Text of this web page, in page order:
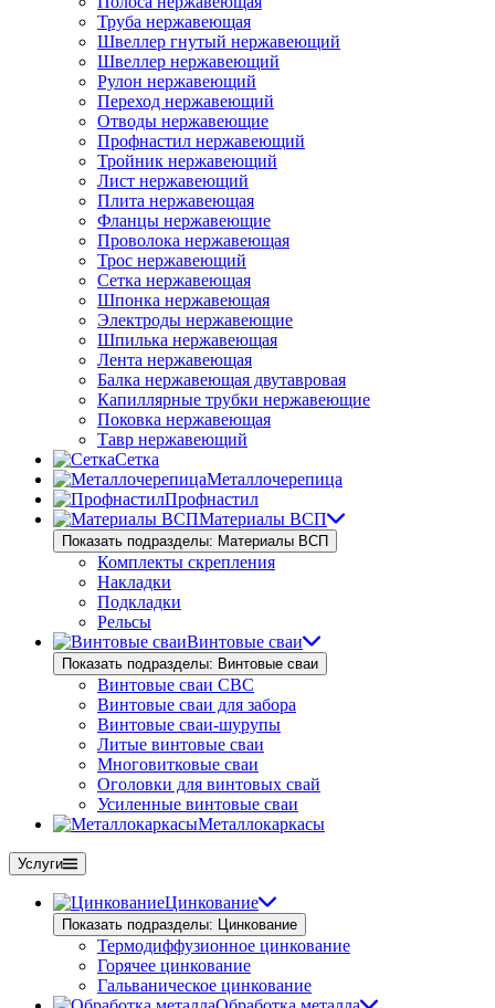
Труба нержавеющая
Швеллер гнутый нержавеющий
Швеллер нержавеющий
Рулон нержавеющий
Переход нержавеющий
Отводы нержавеющие
Профнастил нержавеющий
Тройник нержавеющий
Лист нержавеющий
Плита нержавеющая
Фланцы нержавеющие
Проволока нержавеющая
Трос нержавеющий
Сетка нержавеющая
Шпонка нержавеющая
Электроды нержавеющие
Шпилька нержавеющая
Лента нержавеющая
Балка нержавеющая двутавровая
Капиллярные трубки нержавеющие
Поковка нержавеющая
Тавр нержавеющий
Сетка
Металлочерепица
Профнастил
Материалы ВСП
Показать подразделы: Материалы ВСП
Комплекты скрепления
Накладки
Подкладки
Рельсы
Винтовые сваи
Показать подразделы: Винтовые сваи
Винтовые сваи СВС
Винтовые сваи для забора
Винтовые сваи-шурупы
Литые винтовые сваи
Многовитковые сваи
Оголовки для винтовых свай
Усиленные винтовые сваи
Металлокаркасы
Услуги
Цинкование
Показать подразделы: Цинкование
Термодиффузионное цинкование
Горячее цинкование
Гальваническое цинкование